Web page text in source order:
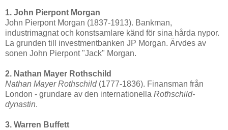
1. John Pierpont Morgan
John Pierpont Morgan (1837-1913). Bankman,
industrimagnat och konstsamlare känd för sina hårda nypor.
La grunden till investmentbanken JP Morgan. Ärvdes av
sonen John Pierpont "Jack" Morgan.
2. Nathan Mayer Rothschild
Nathan Mayer Rothschild(1777-1836). Finansman från
London - grundare av den internationella Rothschild-
dynastin.
3. Warren Buffett